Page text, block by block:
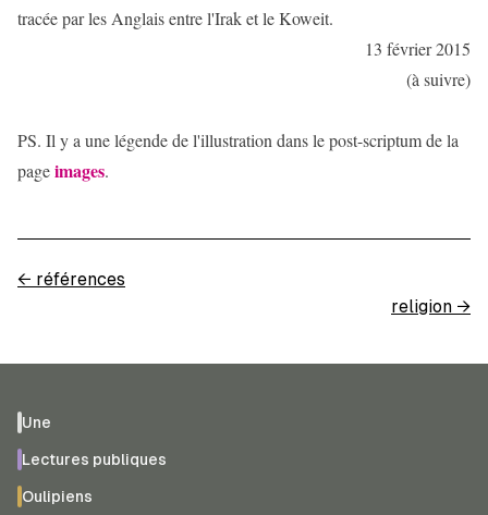
tracée par les Anglais entre l'Irak et le Koweit.
13 février 2015
(à suivre)
PS. Il y a une légende de l'illustration dans le post-scriptum de la
pageimages.
← références
religion →
Une
Lectures publiques
Oulipiens